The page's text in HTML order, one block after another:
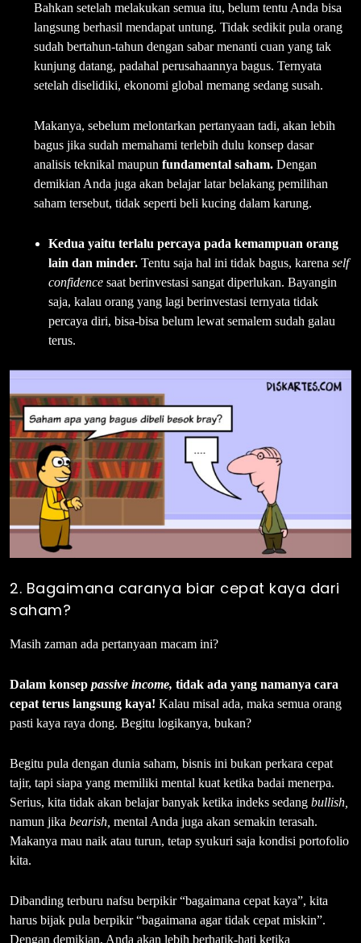
Bahkan setelah melakukan semua itu, belum tentu Anda bisa
langsung berhasil mendapat untung. Tidak sedikit pula orang
sudah bertahun-tahun dengan sabar menanti cuan yang tak
kunjung datang, padahal perusahaannya bagus. Ternyata
setelah diselidiki, ekonomi global memang sedang susah.
Makanya, sebelum melontarkan pertanyaan tadi, akan lebih
bagus jika sudah memahami terlebih dulu konsep dasar
analisis teknikal maupun fundamental saham. Dengan
demikian Anda juga akan belajar latar belakang pemilihan
saham tersebut, tidak seperti beli kucing dalam karung.
Kedua yaitu terlalu percaya pada kemampuan orang
lain dan minder. Tentu saja hal ini tidak bagus, karena self
confidence saat berinvestasi sangat diperlukan. Bayangin
saja, kalau orang yang lagi berinvestasi ternyata tidak
percaya diri, bisa-bisa belum lewat semalem sudah galau
terus.
2. Bagaimana caranya biar cepat kaya dari
saham?
Masih zaman ada pertanyaan macam ini?
Dalam konsep passive income, tidak ada yang namanya cara
cepat terus langsung kaya! Kalau misal ada, maka semua orang
pasti kaya raya dong. Begitu logikanya, bukan?
Begitu pula dengan dunia saham, bisnis ini bukan perkara cepat
tajir, tapi siapa yang memiliki mental kuat ketika badai menerpa.
Serius, kita tidak akan belajar banyak ketika indeks sedang bullish,
namun jika bearish, mental Anda juga akan semakin terasah.
Makanya mau naik atau turun, tetap syukuri saja kondisi portofolio
kita.
Dibanding terburu nafsu berpikir “bagaimana cepat kaya”, kita
harus bijak pula berpikir “bagaimana agar tidak cepat miskin”.
Dengan demikian, Anda akan lebih berhatik-hati ketika